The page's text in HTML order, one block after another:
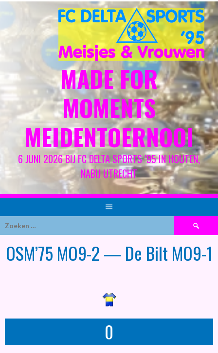
Spring
inhoud
MADE FOR
MOMENTS
MEIDENTOERNOOI
6 JUNI 2026 BIJ FC DELTA SPORTS ’95 IN HOUTEN,
NABIJ UTRECHT
Zoeken
naar:
OSM’75 MO9-2 — De Bilt MO9-1
0